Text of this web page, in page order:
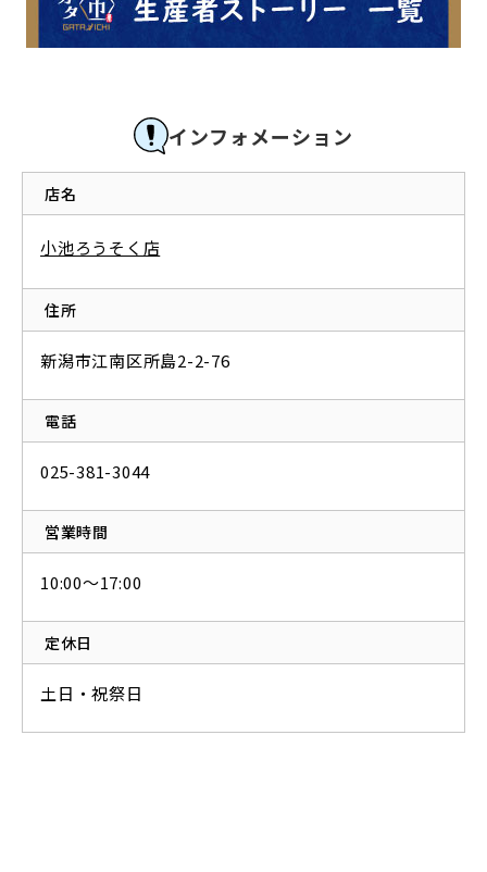
インフォメーション
店名
小池ろうそく店
住所
新潟市江南区所島2-2-76
電話
025-381-3044
営業時間
10:00〜17:00
定休日
土日・祝祭日